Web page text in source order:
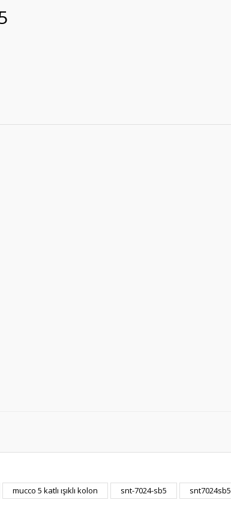
mucco 5 katlı ışıklı kolon snt-7024-sb5
snt7024sb5